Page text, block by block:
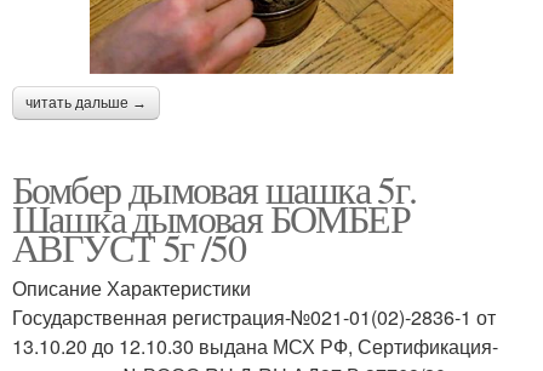
читать дальше →
Бомбер дымовая шашка 5г.
Шашка дымовая БОМБЕР
АВГУСТ 5г /50
Описание Характеристики
Государственная регистрация-№021-01(02)-2836-1 от
13.10.20 до 12.10.30 выдана МСХ РФ, Сертификация-